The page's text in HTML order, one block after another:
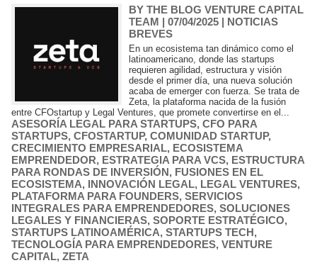
BY THE BLOG VENTURE CAPITAL
TEAM | 07/04/2025 | NOTICIAS
BREVES
En un ecosistema tan dinámico como el
latinoamericano, donde las startups
requieren agilidad, estructura y visión
desde el primer día, una nueva solución
acaba de emerger con fuerza. Se trata de
Zeta, la plataforma nacida de la fusión
entre CFOstartup y Legal Ventures, que promete convertirse en el...
ASESORÍA LEGAL PARA STARTUPS, CFO PARA
STARTUPS, CFOSTARTUP, COMUNIDAD STARTUP,
CRECIMIENTO EMPRESARIAL, ECOSISTEMA
EMPRENDEDOR, ESTRATEGIA PARA VCS, ESTRUCTURA
PARA RONDAS DE INVERSIÓN, FUSIONES EN EL
ECOSISTEMA, INNOVACIÓN LEGAL, LEGAL VENTURES,
PLATAFORMA PARA FOUNDERS, SERVICIOS
INTEGRALES PARA EMPRENDEDORES, SOLUCIONES
LEGALES Y FINANCIERAS, SOPORTE ESTRATÉGICO,
STARTUPS LATINOAMÉRICA, STARTUPS TECH,
TECNOLOGÍA PARA EMPRENDEDORES, VENTURE
CAPITAL, ZETA